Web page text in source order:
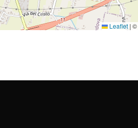
Leaflet | ©